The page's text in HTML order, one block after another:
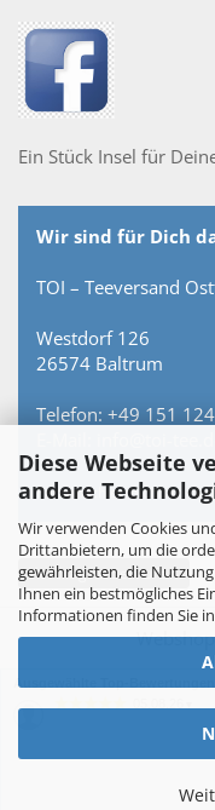
Diese Webseite
andere
Wir verwenden Cookies
Drittanbietern, um die
gewährleisten, die
Ihnen ein bestmögliches
Informationen finden Sie
Ein Stück Insel für
Wir sind für Dich
TOI – Teeversand
Westdorf 126
26574 Baltrum
Telefon: +49 151
Persönlich erreichbar –
Vertrag widerrufen
Webshop
Ausgewählte Top-